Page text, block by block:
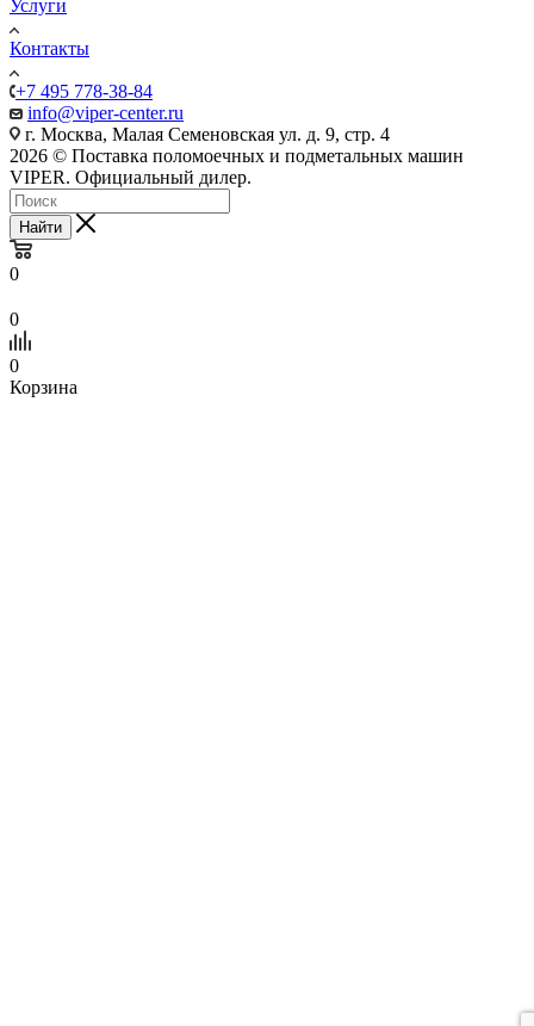
Услуги
Контакты
+7 495 778-38-84
info@viper-center.ru
г. Москва, Малая Семеновская ул. д. 9, стр. 4
2026 © Поставка поломоечных и подметальных машин
VIPER. Официальный дилер.
Найти
0
0
0
Корзина